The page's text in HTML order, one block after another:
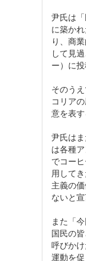
尹氏は
に築か
り、商
して見
ー）に投
そのう
コリア
意を表す
尹氏は
は各種
でコー
用して
主義の
ないと宣
また「
国民の
呼びか
運動を